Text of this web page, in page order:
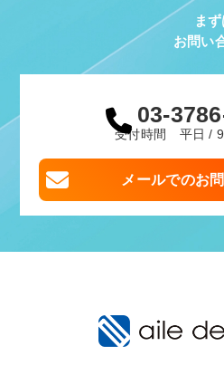
ま
お問い
03-
受付時間 平日 /
メールでのお